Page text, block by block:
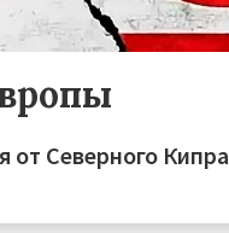
от Северного Кипра